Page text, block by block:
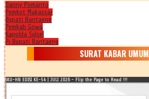
Danny Pomanto
Pemkot Makassar
Bupati Bantaeng
Pemkab Gowa
Kapolda Sulsel
Pj Bupati Bantaeng
SURAT KABAR UMUM
SKU-HN EDISI KE-54 | JULI 2026 - Flip the Page to Read !!!